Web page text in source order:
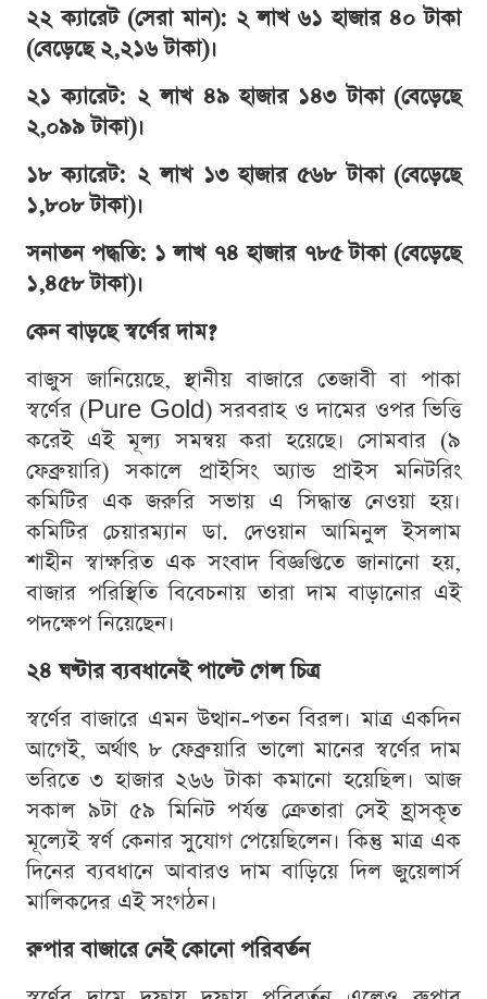
২২ ক্যারেট (সেরা মান): ২ লাখ ৬১ হাজার ৪০ টাকা
(বেড়েছে ২,২১৬ টাকা)।
২১ ক্যারেট: ২ লাখ ৪৯ হাজার ১৪৩ টাকা (বেড়েছে
২,০৯৯ টাকা)।
১৮ ক্যারেট: ২ লাখ ১৩ হাজার ৫৬৮ টাকা (বেড়েছে
১,৮০৮ টাকা)।
সনাতন পদ্ধতি: ১ লাখ ৭৪ হাজার ৭৮৫ টাকা (বেড়েছে
১,৪৫৮ টাকা)।
কেন বাড়ছে স্বর্ণের দাম?
বাজুস জানিয়েছে, স্থানীয় বাজারে তেজাবী বা পাকা
স্বর্ণের (Pure Gold) সরবরাহ ও দামের ওপর ভিত্তি
করেই এই মূল্য সমন্বয় করা হয়েছে। সোমবার (৯
ফেব্রুয়ারি) সকালে প্রাইসিং অ্যান্ড প্রাইস মনিটরিং
কমিটির এক জরুরি সভায় এ সিদ্ধান্ত নেওয়া হয়।
কমিটির চেয়ারম্যান ডা. দেওয়ান আমিনুল ইসলাম
শাহীন স্বাক্ষরিত এক সংবাদ বিজ্ঞপ্তিতে জানানো হয়,
বাজার পরিস্থিতি বিবেচনায় তারা দাম বাড়ানোর এই
পদক্ষেপ নিয়েছেন।
২৪ ঘণ্টার ব্যবধানেই পাল্টে গেল চিত্র
স্বর্ণের বাজারে এমন উত্থান-পতন বিরল। মাত্র একদিন
আগেই, অর্থাৎ ৮ ফেব্রুয়ারি ভালো মানের স্বর্ণের দাম
ভরিতে ৩ হাজার ২৬৬ টাকা কমানো হয়েছিল। আজ
সকাল ৯টা ৫৯ মিনিট পর্যন্ত ক্রেতারা সেই হ্রাসকৃত
মূল্যেই স্বর্ণ কেনার সুযোগ পেয়েছিলেন। কিন্তু মাত্র এক
দিনের ব্যবধানে আবারও দাম বাড়িয়ে দিল জুয়েলার্স
মালিকদের এই সংগঠন।
রুপার বাজারে নেই কোনো পরিবর্তন